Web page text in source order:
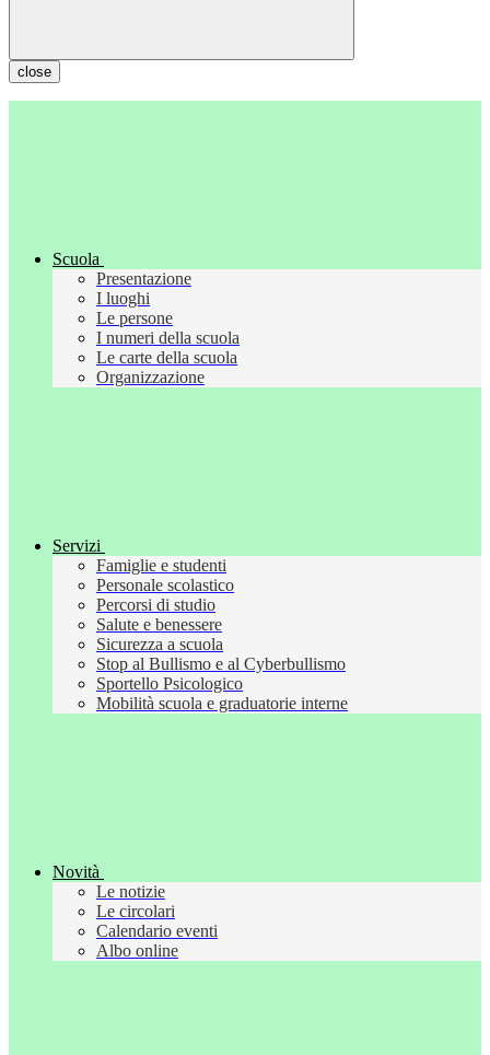
close
Scuola
Presentazione
I luoghi
Le persone
I numeri della scuola
Le carte della scuola
Organizzazione
Servizi
Famiglie e studenti
Personale scolastico
Percorsi di studio
Salute e benessere
Sicurezza a scuola
Stop al Bullismo e al Cyberbullismo
Sportello Psicologico
Mobilità scuola e graduatorie interne
Novità
Le notizie
Le circolari
Calendario eventi
Albo online